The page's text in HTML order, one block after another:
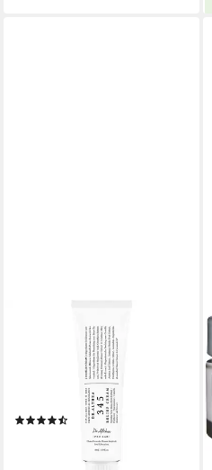
Feuchtigkeitscreme 345
RELIEF CREAM, Vegane,
regenerierende Creme, die
Inhaltsstoffe gekonnt
kombiniert
(14)
(53,90 €/ 100 ml)